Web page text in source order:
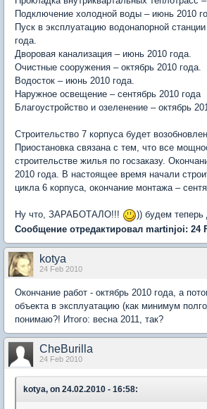
Подключение холодной воды – июнь 2010
Пуск в эксплуатацию водонапорной
года.
Дворовая канализация – июнь 2010 года.
Очистные сооружения – октябрь 2010 года.
Водосток – июнь 2010 года.
Наружное освещение – сентябрь 2010 года
Благоустройство и озеленение – октябрь
Строительство 7 корпуса будет
Приостановка связана с тем, что все
строительстве жилья по госзаказу.
2010 года. В настоящее время начали
цикла 6 корпуса, окончание монтажа –
Ну что, ЗАРАБОТАЛО!!! )) будем
Сообщение отредактировал martinjoi: 24
kotya
24 Feb 2010
Окончание работ - октябрь 2010 года, а
объекта в эксплуатацию (как минимум
понимаю?! Итого: весна 2011, так?
CheBurilla
24 Feb 2010
kotya, on 24.02.2010 - 16:58: